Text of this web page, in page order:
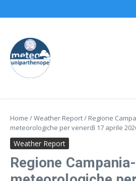
Home /Weather Report/ Regione
meteorologiche per venerdì 17 aprile
Weather Report
Regione